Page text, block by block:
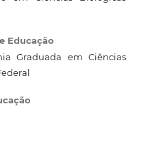
Educação
Graduada em Ciências